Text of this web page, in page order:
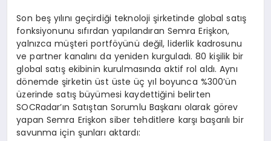
Son beş yılını geçirdiği teknoloji şirketinde global satış
fonksiyonunu sıfırdan yapılandıran Semra Erişkon,
yalnızca müşteri portföyünü değil, liderlik kadrosunu
ve partner kanalını da yeniden kurguladı. 80 kişilik bir
global satış ekibinin kurulmasında aktif rol aldı. Aynı
dönemde şirketin üst üste üç yıl boyunca %300’ün
üzerinde satış büyümesi kaydettiğini belirten
SOCRadar’ın Satıştan Sorumlu Başkanı olarak görev
yapan Semra Erişkon siber tehditlere karşı başarılı bir
savunma için şunları aktardı: